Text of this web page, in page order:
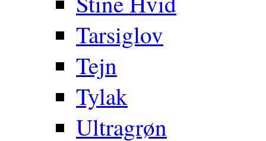
Tarsiglov
Tejn
Tylak
Ultragrøn